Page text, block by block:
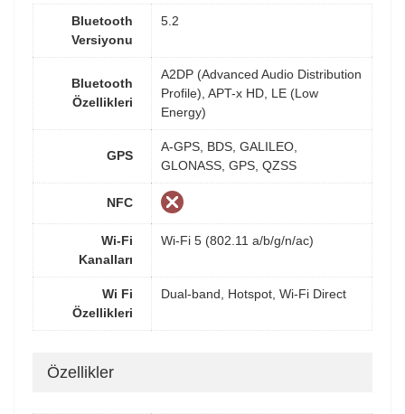
Bluetooth
Versiyonu
5.2
Bluetooth
Özellikleri
A2DP (Advanced Audio Distribution
Profile), APT-x HD, LE (Low
Energy)
GPS
A-GPS, BDS, GALILEO,
GLONASS, GPS, QZSS
NFC
Wi-Fi
Kanalları
Wi-Fi 5 (802.11 a/b/g/n/ac)
Wi Fi
Özellikleri
Dual-band, Hotspot, Wi-Fi Direct
Özellikler